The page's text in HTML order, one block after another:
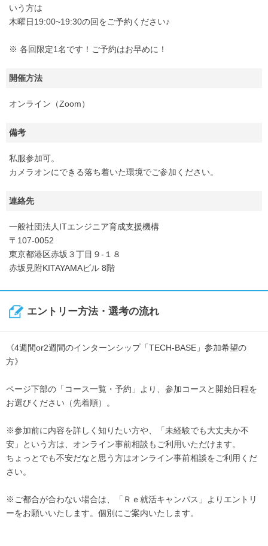
いう方は
木曜日19:00~19:30の回をご予約ください♪
※ 各回限定1名です！ご予約はお早めに！
開催方法
オンライン（Zoom）
備考
私服参加可。
カメラオンにできる落ち着いた環境でご参加ください。
連絡先
一般社団法人ITエンジニア育成支援機構
〒107-0052
東京都港区赤坂３丁目９-１８
赤坂見附KITAYAMAビル 8階
エントリー方法・選考の流れ
《4週間or2週間のインターンシップ「TECH-BASE」参加希望の
方》
ページ下部の「コース一覧・予約」より、参加コースと開始日程を
お選びください（先着順）。
※参加前に内容を詳しく知りたい方や、「未経験でも大丈夫か不
安」という方は、オンライン事前相談もご利用いただけます。
ちょっとでも不安だなと思う方はオンライン事前相談をご利用くだ
さい。
※ご都合が合わない場合は、「Ｒｅ就活キャンパス」よりエントリ
ーをお願いいたします。個別にご案内いたします。